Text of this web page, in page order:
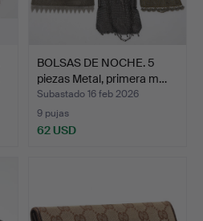
BOLSAS DE NOCHE. 5
piezas Metal, primera m…
Subastado 16 feb 2026
9 pujas
62 USD